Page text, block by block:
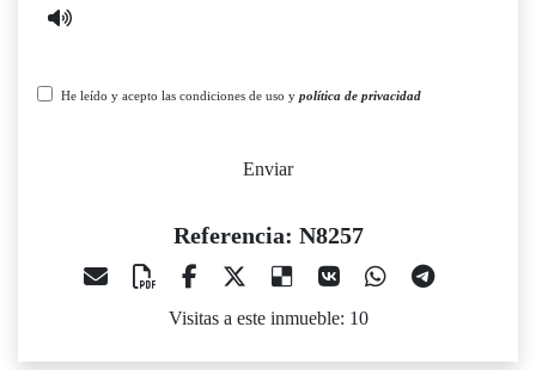
He leído y acepto las condiciones de uso y política de privacidad
Enviar
Referencia: N8257
Visitas a este inmueble: 10